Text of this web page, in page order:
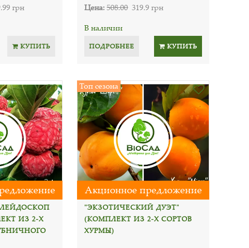
грн
КУПИТЬ
Цена:508.00 319.9 грн
В наличии
ПОДРОБНЕЕ КУПИТЬ
ИЗ 2-Х
Топ сезона
Акционное предложение
"ЭКЗОТИЧЕСКИЙ ДУЭТ"
(КОМПЛЕКТ ИЗ 2-Х СОРТОВ
ХУРМЫ)